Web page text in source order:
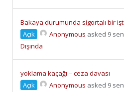
Bakaya durumunda sigortalı bir
Açık
Anonymous asked 9
Dışında
yoklama kaçağı – ceza davası
Açık
Anonymous asked 9